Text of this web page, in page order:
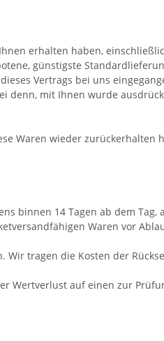
erhalten haben,
günstigste
Vertrags bei uns
denn, mit Ihnen wurde
Waren wieder zurückerhalten
binnen 14 Tagen ab dem
Waren vor
Wir tragen die Kosten der
Wertverlust auf einen zur